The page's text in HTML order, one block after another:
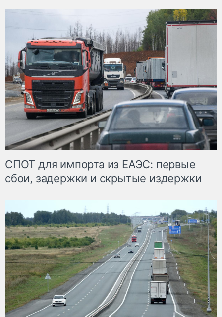
СПОТ для импорта из ЕАЭС: первые
сбои, задержки и скрытые издержки